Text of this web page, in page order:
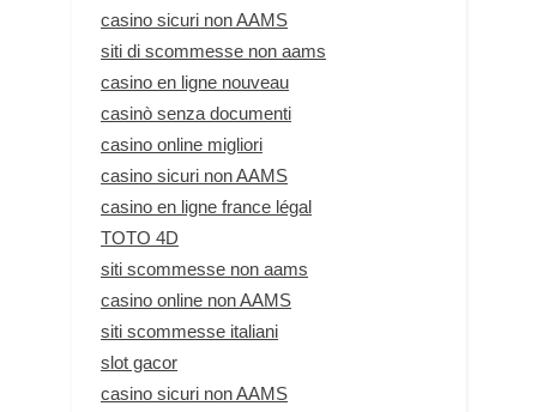
casino sicuri non AAMS
siti di scommesse non aams
casino en ligne nouveau
casinò senza documenti
casino online migliori
casino sicuri non AAMS
casino en ligne france légal
TOTO 4D
siti scommesse non aams
casino online non AAMS
siti scommesse italiani
slot gacor
casino sicuri non AAMS